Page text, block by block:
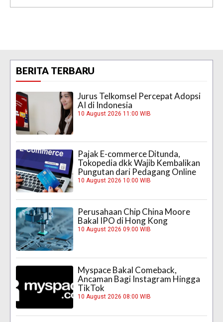
BERITA TERBARU
Jurus Telkomsel Percepat Adopsi
AI di Indonesia
10 August 2026 11:00 WIB
Pajak E-commerce Ditunda,
Tokopedia dkk Wajib Kembalikan
Pungutan dari Pedagang Online
10 August 2026 10:00 WIB
Perusahaan Chip China Moore
Bakal IPO di Hong Kong
10 August 2026 09:00 WIB
Myspace Bakal Comeback,
Ancaman Bagi Instagram Hingga
TikTok
10 August 2026 08:00 WIB